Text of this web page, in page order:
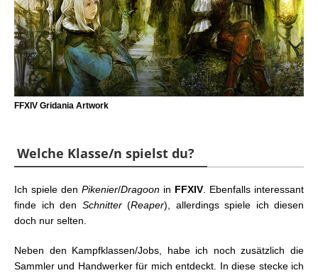
FFXIV Gridania Artwork
Welche Klasse/n spielst du?
Ich spiele den Pikenier/Dragoon in FFXIV. Ebenfalls interessant
finde ich den Schnitter(Reaper), allerdings spiele ich diesen
doch nur selten.
Neben den Kampfklassen/Jobs, habe ich noch zusätzlich die
Sammler und Handwerker für mich entdeckt. In diese stecke ich